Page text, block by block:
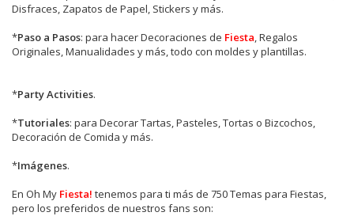
Disfraces, Zapatos de Papel, Stickers y más.
*Paso a Pasos: para hacer Decoraciones de Fiesta, Regalos
Originales, Manualidades y más, todo con moldes y plantillas.
*Party Activities.
*Tutoriales: para Decorar Tartas, Pasteles, Tortas o Bizcochos,
Decoración de Comida y más.
*Imágenes.
En Oh My Fiesta! tenemos para ti más de 750 Temas para Fiestas,
pero los preferidos de nuestros fans son: